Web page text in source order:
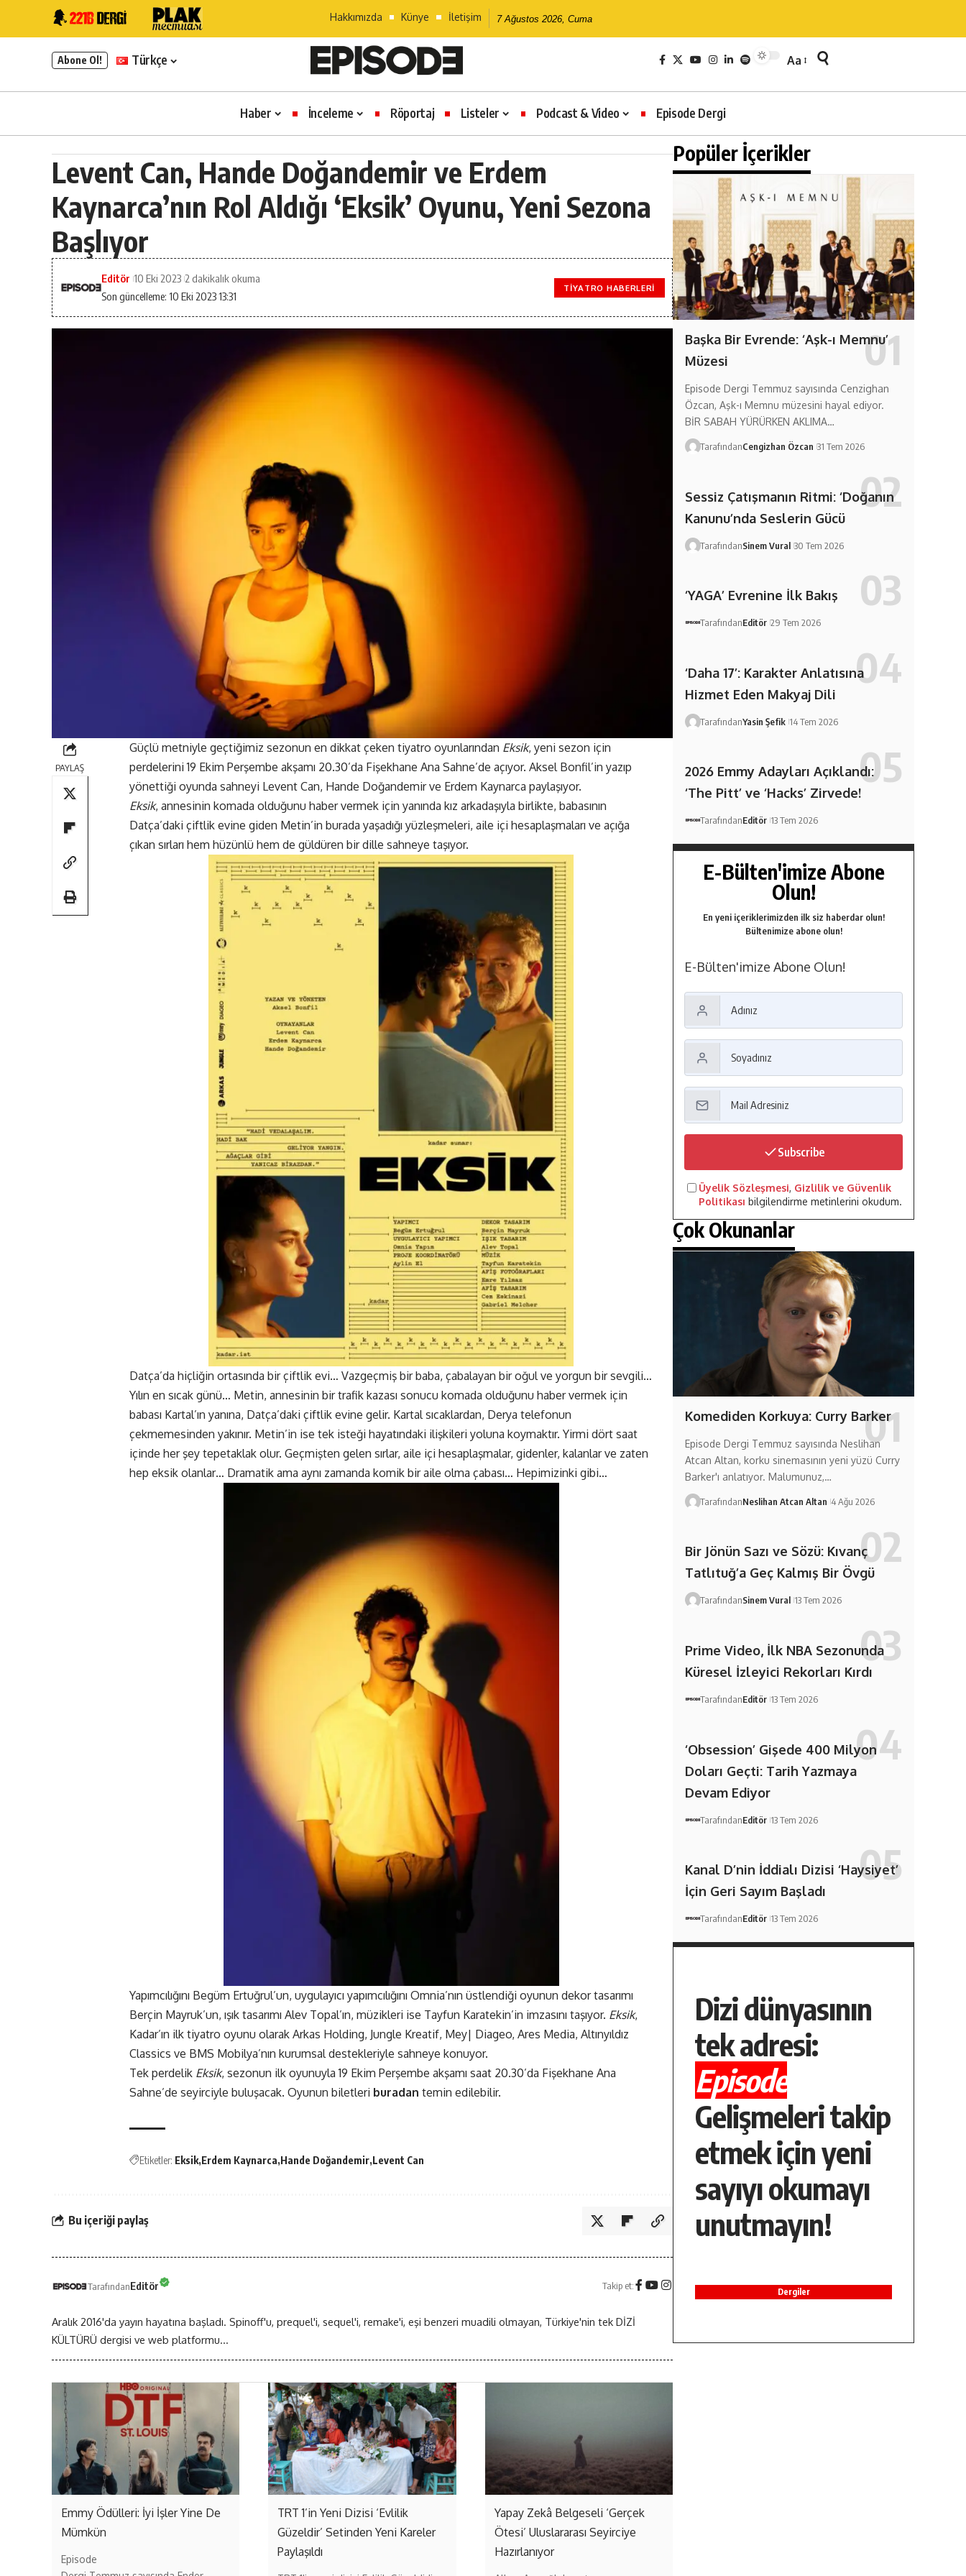
Hakkımızda Künye İletişim 7 Ağustos 2026, Cuma
Abone Ol! Türkçe Aa
Haber İnceleme Röportaj Listeler Podcast & Video Episode Dergi
Levent Can, Hande Doğandemir ve Erdem
Kaynarca’nın Rol Aldığı ‘Eksik’ Oyunu, Yeni Sezona
Başlıyor
Son güncelleme: 10 Eki 2023 13:31
Editör 10 Eki 2023 2 dakikalık okuma
TIYATRO HABERLERI
PAYLAŞ
Güçlü metniyle geçtiğimiz sezonun en dikkat çeken tiyatro oyunlarından Eksik, yeni sezon için
perdelerini 19 Ekim Perşembe akşamı 20.30’da Fişekhane Ana Sahne’de açıyor. Aksel Bonfil’in yazıp
yönettiği oyunda sahneyi Levent Can, Hande Doğandemir ve Erdem Kaynarca paylaşıyor.
Eksik, annesinin komada olduğunu haber vermek için yanında kız arkadaşıyla birlikte, babasının
Datça’daki çiftlik evine giden Metin’in burada yaşadığı yüzleşmeleri, aile içi hesaplaşmaları ve açığa
çıkan sırları hem hüzünlü hem de güldüren bir dille sahneye taşıyor.
Datça’da hiçliğin ortasında bir çiftlik evi… Vazgeçmiş bir baba, çabalayan bir oğul ve yorgun bir sevgili…
Yılın en sıcak günü… Metin, annesinin bir trafik kazası sonucu komada olduğunu haber vermek için
babası Kartal’ın yanına, Datça’daki çiftlik evine gelir. Kartal sıcaklardan, Derya telefonun
çekmemesinden yakınır. Metin’in ise tek isteği hayatındaki ilişkileri yoluna koymaktır. Yirmi dört saat
içinde her şey tepetaklak olur. Geçmişten gelen sırlar, aile içi hesaplaşmalar, gidenler, kalanlar ve zaten
hep eksik olanlar… Dramatik ama aynı zamanda komik bir aile olma çabası… Hepimizinki gibi…
Yapımcılığını Begüm Ertuğrul’un, uygulayıcı yapımcılığını Omnia’nın üstlendiği oyunun dekor tasarımı
Berçin Mayruk’un, ışık tasarımı Alev Topal’ın, müzikleri ise Tayfun Karatekin’in imzasını taşıyor. Eksik,
Kadar’ın ilk tiyatro oyunu olarak Arkas Holding, Jungle Kreatif, Mey| Diageo, Ares Media, Altınyıldız
Classics ve BMS Mobilya’nın kurumsal destekleriyle sahneye konuyor.
Tek perdelik Eksik, sezonun ilk oyunuyla 19 Ekim Perşembe akşamı saat 20.30’da Fişekhane Ana
Sahne’de seyirciyle buluşacak. Oyunun biletleri buradan temin edilebilir.
Etiketler: Eksik Erdem Kaynarca Hande Doğandemir Levent Can
Bu içeriği paylaş
TarafındanEditör Takip et:
Aralık 2016'da yayın hayatına başladı. Spinoff'u, prequel'i, sequel'i, remake'i, eşi benzeri muadili olmayan, Türkiye'nin tek DİZİ
KÜLTÜRÜ dergisi ve web platformu...
Emmy Ödülleri: İyi İşler Yine De
Mümkün
Episode
TRT 1’in Yeni Dizisi ‘Evlilik
Güzeldir’ Setinden Yeni Kareler
Paylaşıldı
Yapay Zekâ Belgeseli ‘Gerçek
Ötesi’ Uluslararası Seyirciye
Hazırlanıyor
Popüler İçerikler
Başka Bir Evrende: ‘Aşk-ı Memnu’
Müzesi
Episode Dergi Temmuz sayısında Cenzighan
Özcan, Aşk-ı Memnu müzesini hayal ediyor.
BİR SABAH YÜRÜRKEN AKLIMA…
TarafındanCengizhan Özcan 31 Tem 2026
Sessiz Çatışmanın Ritmi: ‘Doğanın
Kanunu’nda Seslerin Gücü
TarafındanSinem Vural 30 Tem 2026
‘YAGA’ Evrenine İlk Bakış
TarafındanEditör 29 Tem 2026
‘Daha 17’: Karakter Anlatısına
Hizmet Eden Makyaj Dili
TarafındanYasin Şefik 14 Tem 2026
2026 Emmy Adayları Açıklandı:
‘The Pitt’ ve ‘Hacks’ Zirvede!
TarafındanEditör 13 Tem 2026
E-Bülten'imize Abone
Olun!
En yeni içeriklerimizden ilk siz haberdar olun!
Bültenimize abone olun!
E-Bülten'imize Abone Olun!
Subscribe
Üyelik Sözleşmesi, Gizlilik ve Güvenlik
Politikası bilgilendirme metinlerini okudum.
Çok Okunanlar
Komediden Korkuya: Curry Barker
Episode Dergi Temmuz sayısında Neslihan
Atcan Altan, korku sinemasının yeni yüzü Curry
Barker'ı anlatıyor. Malumunuz,…
TarafındanNeslihan Atcan Altan 4 Ağu 2026
Bir Jönün Sazı ve Sözü: Kıvanç
Tatlıtuğ’a Geç Kalmış Bir Övgü
TarafındanSinem Vural 13 Tem 2026
Prime Video, İlk NBA Sezonunda
Küresel İzleyici Rekorları Kırdı
TarafındanEditör 13 Tem 2026
‘Obsession’ Gişede 400 Milyon
Doları Geçti: Tarih Yazmaya
Devam Ediyor
TarafındanEditör 13 Tem 2026
Kanal D’nin İddialı Dizisi ‘Haysiyet’
İçin Geri Sayım Başladı
TarafındanEditör 13 Tem 2026
Dizi dünyasının
tek adresi:
Episode
Gelişmeleri takip
etmek için yeni
sayıyı okumayı
unutmayın!
Dergiler